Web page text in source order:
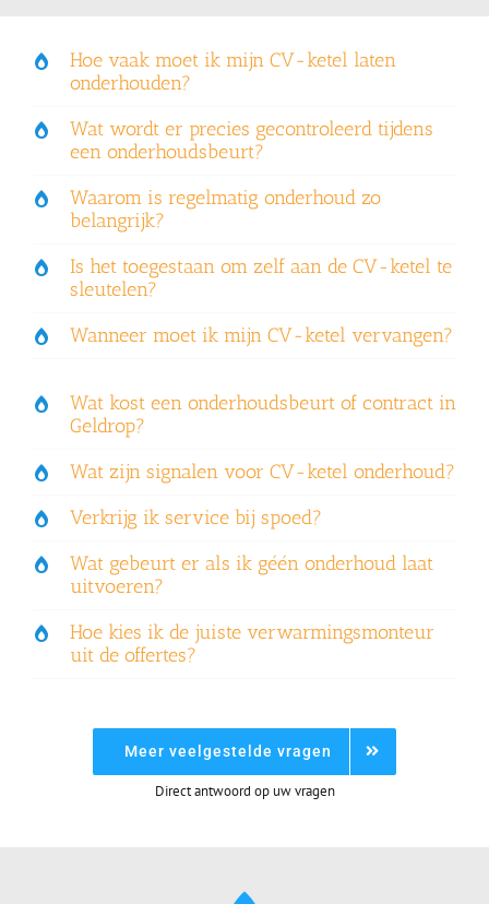
Hoe vaak moet ik mijn CV-ketel laten
onderhouden?
Wat wordt er precies gecontroleerd tijdens
een onderhoudsbeurt?
Waarom is regelmatig onderhoud zo
belangrijk?
Is het toegestaan om zelf aan de CV-ketel te
sleutelen?
Wanneer moet ik mijn CV-ketel vervangen?
Wat kost een onderhoudsbeurt of contract in
Geldrop?
Wat zijn signalen voor CV-ketel onderhoud?
Verkrijg ik service bij spoed?
Wat gebeurt er als ik géén onderhoud laat
uitvoeren?
Hoe kies ik de juiste verwarmingsmonteur
uit de offertes?
Meer veelgestelde vragen
Direct antwoord op uw vragen